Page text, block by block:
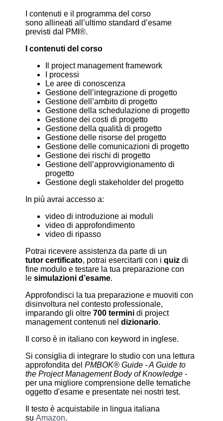
I contenuti e il programma del corso
sono allineati all’ultimo standard d’esame
previsti dal PMI®.
I contenuti del corso
Il project management framework
I processi
Le aree di conoscenza
Gestione dell’integrazione di progetto
Gestione dell’ambito di progetto
Gestione della schedulazione di progetto
Gestione dei costi di progetto
Gestione della qualità di progetto
Gestione delle risorse del progetto
Gestione delle comunicazioni di progetto
Gestione dei rischi di progetto
Gestione dell’approvvigionamento di
progetto
Gestione degli stakeholder del progetto
In più avrai accesso a:
video di introduzione ai moduli
video di approfondimento
video di ripasso
Potrai ricevere assistenza da parte di un
tutor certificato, potrai esercitarti con iquiz di
fine modulo e testare la tua preparazione con
lesimulazioni d’esame.
Approfondisci la tua preparazione e muoviti con
disinvoltura nel contesto professionale,
imparando gli oltre700 termini di project
management contenuti neldizionario.
Il corso è in italiano con keyword in inglese.
Si consiglia di integrare lo studio con una lettura
approfondita delPMBOK® Guide - A Guide to
the Project Management Body of Knowledge -
per una migliore comprensione delle tematiche
oggetto d'esame e presentate nei nostri test.
Il testo è acquistabile in lingua italiana
suAmazon.